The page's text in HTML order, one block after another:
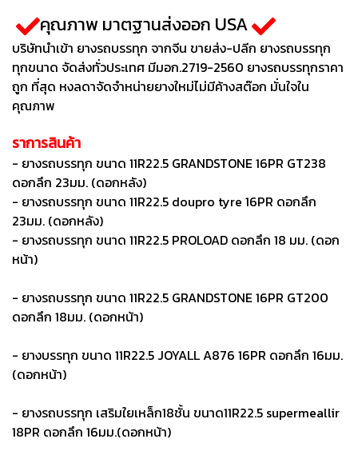
คุณภาพ มาตฐานส่งออก USA
บริษัทนำเข้า ยางรถบรรทุก จากจีน ขายส่ง-ปลีก ยางรถบรรทุก
ทุกขนาด จัดส่งทั่วประเทศ มีมอก.2719-2560 ยางรถบรรทุกราคา
ถูก ที่สุด หงลดาจัดจำหน่ายยางใหม่ไม่มีค้างสต๊อก มั่นใจใน
คุณภาพ
ราการสินค้า
- ยางรถบรรทุก ขนาด 11R22.5 GRANDSTONE 16PR GT238
ดอกลึก 23มม. (ดอกหลัง)
- ยางรถบรรทุก ขนาด 11R22.5 doupro tyre 16PR ดอกลึก
23มม. (ดอกหลัง)
- ยางรถบรรทุก ขนาด 11R22.5 PROLOAD ดอกลึก 18 มม. (ดอก
หน้า)
- ยางรถบรรทุก ขนาด 11R22.5 GRANDSTONE 16PR GT200
ดอกลึก 18มม. (ดอกหน้า)
- ยางบรรทุก ขนาด 11R22.5 JOYALL A876 16PR ดอกลึก 16มม.
(ดอกหน้า)
- ยางรถบรรทุก เสริมใยเหล็ก18ชั้น ขนาด11R22.5 supermeallir
18PR ดอกลึก 16มม.(ดอกหน้า)